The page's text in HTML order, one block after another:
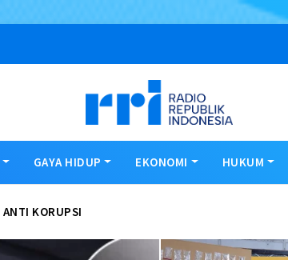
GAYA HIDUP EKONOMI HUKUM
ANTI KORUPSI